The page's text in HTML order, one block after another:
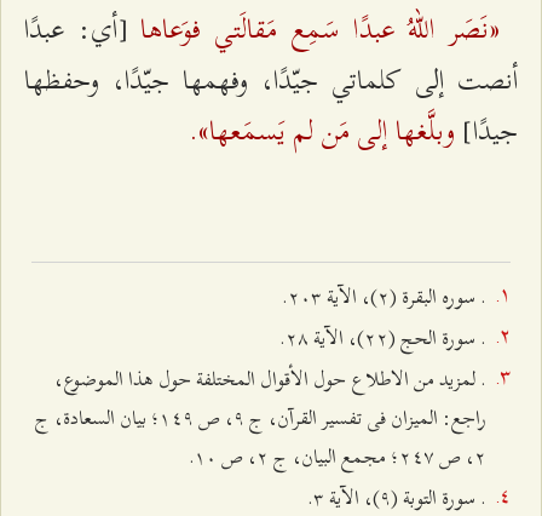
«نَصَر اللهُ عبدًا سَمِع مَقالَتي فوَعاها [أي: عبدًا
أنصت إلى كلماتي جيّدًا، وفهمها جيّدًا، وحفظها
جيدًا] وبلَّغها إلى مَن لم يَسمَعها».
. سوره البقرة (٢)، الآیة ٢۰٣.
. سورة الحج (٢٢)، الآیة ٢۸.
. لمزيد من الاطلاع حول الأقوال المختلفة حول هذا الموضوع،
راجع: المیزان فی تفسیر القرآن، ج ٩، ص ۱٤٩؛ بیان السعادة، ج
٢، ص ٢٤۷؛ مجمع البیان، ج ٢، ص ۱۰.
. سورة التوبة (٩)، الآیة ٣.